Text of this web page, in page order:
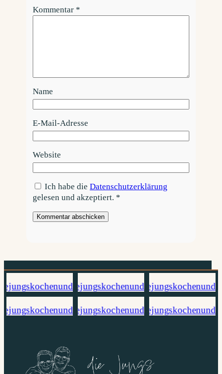
Kommentar *
Name
E-Mail-Adresse
Website
Ich habe dieDatenschutzerklärung
gelesen und akzeptiert. *